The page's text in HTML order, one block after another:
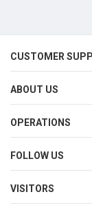
CUSTOMER
ABOUT US
OPERATIONS
FOLLOW US
VISITORS